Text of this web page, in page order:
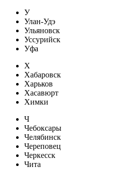
У
Улан-Удэ
Ульяновск
Уссурийск
Уфа
Х
Хабаровск
Харьков
Хасавюрт
Химки
Ч
Чебоксары
Челябинск
Череповец
Черкесск
Чита